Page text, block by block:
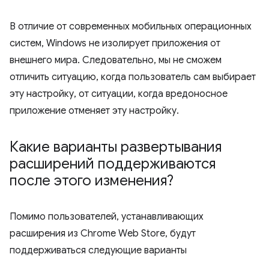
В отличие от современных мобильных операционных
систем, Windows не изолирует приложения от
внешнего мира. Следовательно, мы не сможем
отличить ситуацию, когда пользователь сам выбирает
эту настройку, от ситуации, когда вредоносное
приложение отменяет эту настройку.
Какие варианты развертывания
расширений поддерживаются
после этого изменения?
Помимо пользователей, устанавливающих
расширения из Chrome Web Store, будут
поддерживаться следующие варианты